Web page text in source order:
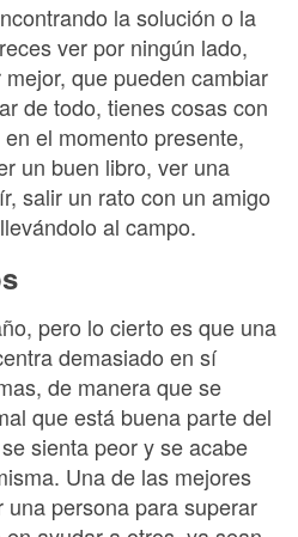
la solución o la
ver por ningún lado,
que pueden cambiar
de todo, tienes cosas con
el momento presente,
un buen libro, ver una
salir un rato con un amigo
al campo.
pero lo cierto es que una
demasiado en sí
de manera que se
que está buena parte del
sienta peor y se acabe
Una de las mejores
persona para superar